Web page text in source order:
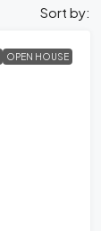
Sort by:
OPEN HOUSE